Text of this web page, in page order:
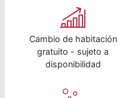
Cambio de habitación
gratuito - sujeto a
disponibilidad